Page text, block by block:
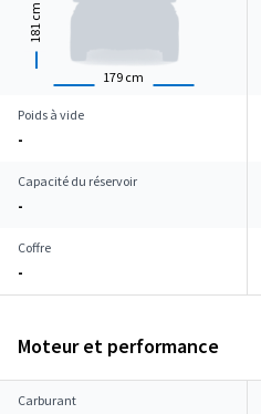
179 cm
181
cm
Poids à vide
-
Capacité du réservoir
-
Coffre
-
Moteur et performance
Carburant